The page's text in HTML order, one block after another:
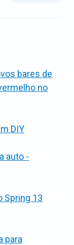
bares de
no
DIY
auto -
Spring 13
para